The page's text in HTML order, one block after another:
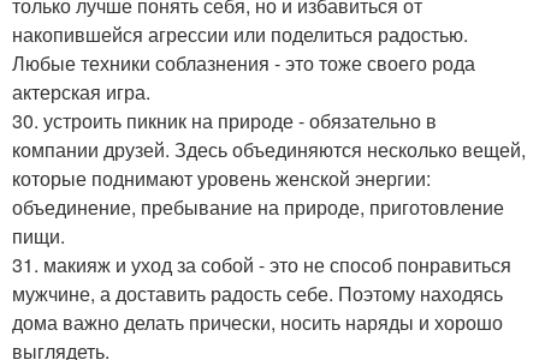
только лучше понять себя, но и избавиться от
накопившейся агрессии или поделиться радостью.
Любые техники соблазнения - это тоже своего рода
актерская игра.
30. устроить пикник на природе - обязательно в
компании друзей. Здесь объединяются несколько вещей,
которые поднимают уровень женской энергии:
объединение, пребывание на природе, приготовление
пищи.
31. макияж и уход за собой - это не способ понравиться
мужчине, а доставить радость себе. Поэтому находясь
дома важно делать прически, носить наряды и хорошо
выглядеть.